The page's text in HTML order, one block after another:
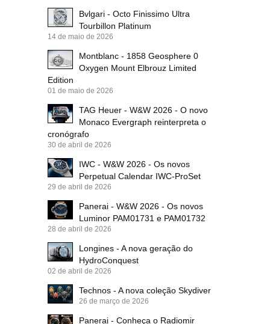
Bvlgari - Octo Finissimo Ultra
Tourbillon Platinum
14 de maio de 2026
Montblanc - 1858 Geosphere 0
Oxygen Mount Elbrouz Limited
Edition
01 de maio de 2026
TAG Heuer - W&W 2026 - O novo
Monaco Evergraph reinterpreta o
cronógrafo
30 de abril de 2026
IWC - W&W 2026 - Os novos
Perpetual Calendar IWC-ProSet
29 de abril de 2026
Panerai - W&W 2026 - Os novos
Luminor PAM01731 e PAM01732
28 de abril de 2026
Longines - A nova geração do
HydroConquest
02 de abril de 2026
Technos - A nova coleção Skydiver
26 de março de 2026
Panerai - Conheça o Radiomir